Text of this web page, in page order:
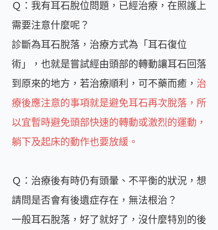
Ｑ：我有耳石脫位問題，已經治療，在照護上
需要注意什麼呢？
診斷為耳石脫落，治療方式為「耳石復位
術」，也就是嘗試經由頭部的轉動讓耳石回落
到原來的地方，若治療順利，可不藥而癒， 治
療後應注意的事項就是避免耳石再次脫落，所
以宜暫時避免頭部快速的轉動或激烈的運動，
躺下及起床的動作也要放緩。
Ｑ：治療後有時仍有頭暈、不平衡的狀況，想
請問是否會有後遺症存在，無法根治？
一般耳石脫落，好了就好了，沒什麼特別的後